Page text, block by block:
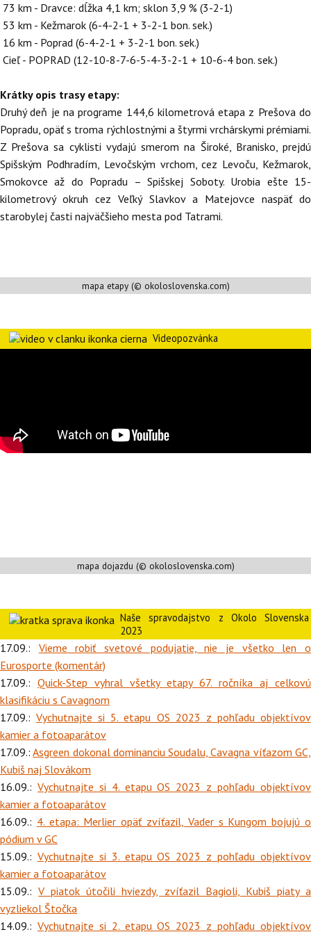
73 km - Dravce: dĺžka 4,1 km; sklon 3,9 % (3-2-1)
53 km - Kežmarok (6-4-2-1 + 3-2-1 bon. sek.)
16 km - Poprad (6-4-2-1 + 3-2-1 bon. sek.)
Cieľ - POPRAD (12-10-8-7-6-5-4-3-2-1 + 10-6-4 bon. sek.)
Krátky opis trasy etapy:
Druhý deň je na programe 144,6 kilometrová etapa z Prešova do
Popradu, opäť s troma rýchlostnými a štyrmi vrchárskymi prémiami.
Z Prešova sa cyklisti vydajú smerom na Široké, Branisko, prejdú
Spišským Podhradím, Levočským vrchom, cez Levoču, Kežmarok,
Smokovce až do Popradu – Spišskej Soboty. Urobia ešte 15-
kilometrový okruh cez Veľký Slavkov a Matejovce naspäť do
starobylej časti najväčšieho mesta pod Tatrami.
mapa etapy (© okoloslovenska.com)
Videopozvánka
mapa dojazdu (© okoloslovenska.com)
Naše spravodajstvo z Okolo Slovenska
2023
17.09.: Vieme robiť svetové podujatie, nie je všetko len o
Eurosporte (komentár)
17.09.: Quick-Step vyhral všetky etapy 67. ročníka aj celkovú
klasifikáciu s Cavagnom
17.09.:Vychutnajte si 5. etapu OS 2023 z pohľadu objektívov
kamier a fotoaparátov
17.09.:Asgreen dokonal dominanciu Soudalu, Cavagna víťazom GC,
Kubiš naj Slovákom
16.09.: Vychutnajte si 4. etapu OS 2023 z pohľadu objektívov
kamier a fotoaparátov
16.09.: 4. etapa: Merlier opäť zvíťazil, Vader s Kungom bojujú o
pódium v GC
15.09.: Vychutnajte si 3. etapu OS 2023 z pohľadu objektívov
kamier a fotoaparátov
15.09.:V piatok útočili hviezdy, zvíťazil Bagioli, Kubiš piaty a
vyzliekol Štočka
14.09.: Vychutnajte si 2. etapu OS 2023 z pohľadu objektívov